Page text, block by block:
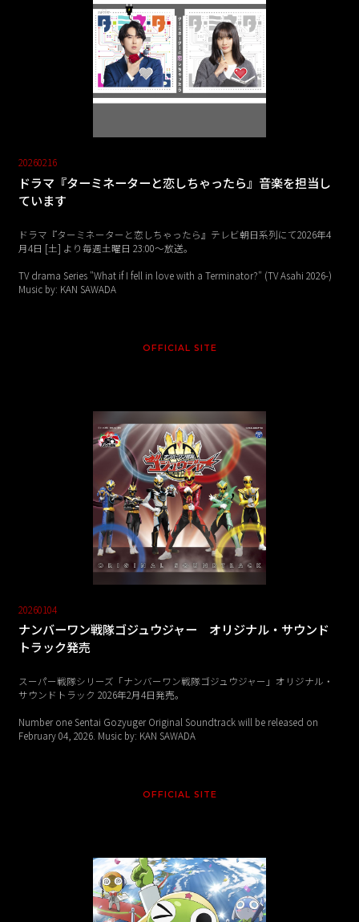
20260216
ドラマ『ターミネーターと恋しちゃったら』音楽を担当し
ています
ドラマ『ターミネーターと恋しちゃったら』テレビ朝日系列にて2026年4
月4日 [土] より毎週土曜日 23:00〜放送。
TV drama Series "What if I fell in love with a Terminator?" (TV Asahi 2026-)
Music by: KAN SAWADA
OFFICIAL SITE
20260104
ナンバーワン戦隊ゴジュウジャー オリジナル・サウンド
トラック発売
スーパー戦隊シリーズ「ナンバーワン戦隊ゴジュウジャー」オリジナル・
サウンドトラック 2026年2月4日発売。
Number one Sentai Gozyuger Original Soundtrack will be released on
February 04, 2026. Music by: KAN SAWADA
OFFICIAL SITE